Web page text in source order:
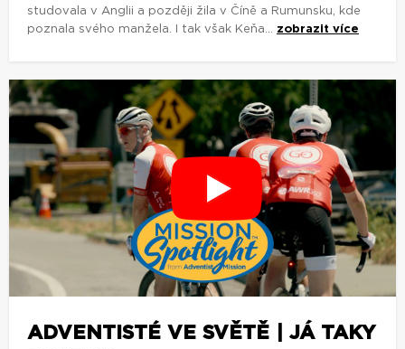
studovala v Anglii a později žila v Číně a Rumunsku, kde
poznala svého manžela. I tak však Keňa... zobrazit více
ADVENTISTÉ VE SVĚTĚ | JÁ TAKY